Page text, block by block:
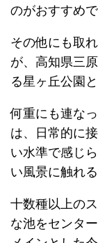
のがおすすめで
その他にも取
が、高知県三
る星ヶ丘公園
何重にも連な
は、日常的に
い水準で感じ
い風景に触れ
十数種以上の
な池をセンタ